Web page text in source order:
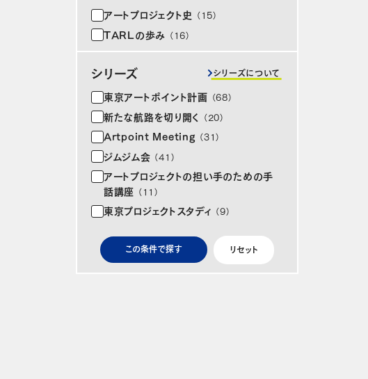
アートプロジェクト史 （15）
TARLの歩み （16）
シリーズ シリーズについて
東京アートポイント計画 （68）
新たな航路を切り開く （20）
Artpoint Meeting （31）
ジムジム会 （41）
アートプロジェクトの担い手のための手
話講座 （11）
東京プロジェクトスタディ （9）
この条件で探す リセット